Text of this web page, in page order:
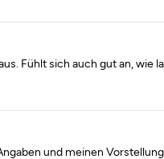
Fühlt sich auch gut an, wie
und meinen